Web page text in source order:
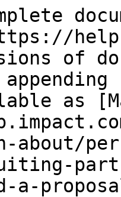
of
as
a-